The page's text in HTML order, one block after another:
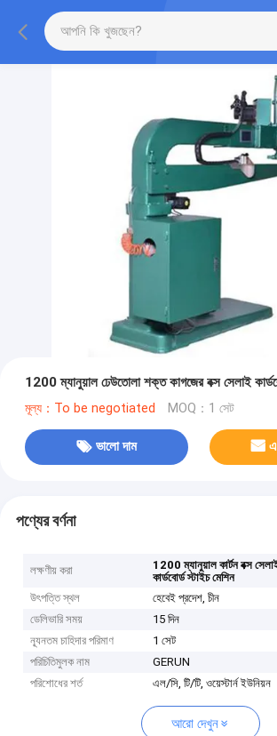
1200 ম্যানুয়াল ঢেউতোলা শক্ত কাগজের বক্স সেলাই
মূল্য：To be negotiated MOQ：1 সেট
ভালো দাম
পণ্যের বর্ণনা
লক্ষণীয় করা 1200 ম্যানুয়াল কার্টন বক্স
কার্ডবোর্ড স্টাইচ মেশিন
উৎপত্তি স্থল
হেবেই প্রদেশ, চীন
ডেলিভারি সময়
15 দিন
ন্যূনতম চাহিদার পরিমাণ
1 সেট
পরিচিতিমুলক নাম
GERUN
পরিশোধের শর্ত
এল/সি, টি/টি, ওয়েস্টার্ন ইউনিয়ন
আরো দেখুন